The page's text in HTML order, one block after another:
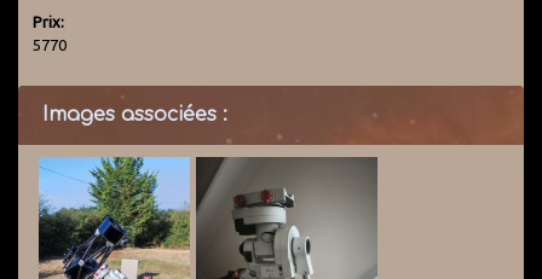
Prix:
5770
Images associées :